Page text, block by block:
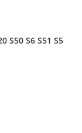
S50 S6 S51 S5